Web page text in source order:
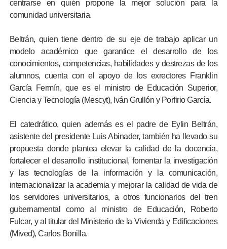
centrarse en quién propone la mejor solución para la
comunidad universitaria.
Beltrán, quien tiene dentro de su eje de trabajo aplicar un
modelo académico que garantice el desarrollo de los
conocimientos, competencias, habilidades y destrezas de los
alumnos, cuenta con el apoyo de los exrectores Franklin
García Fermín, que es el ministro de Educación Superior,
Ciencia y Tecnología (Mescyt), Iván Grullón y Porfirio García.
El catedrático, quien además es el padre de Eylin Beltrán,
asistente del presidente Luis Abinader, también ha llevado su
propuesta donde plantea elevar la calidad de la docencia,
fortalecer el desarrollo institucional, fomentar la investigación
y las tecnologías de la información y la comunicación,
internacionalizar la academia y mejorar la calidad de vida de
los servidores universitarios, a otros funcionarios del tren
gubernamental como al ministro de Educación, Roberto
Fulcar, y al titular del Ministerio de la Vivienda y Edificaciones
(Mived), Carlos Bonilla.